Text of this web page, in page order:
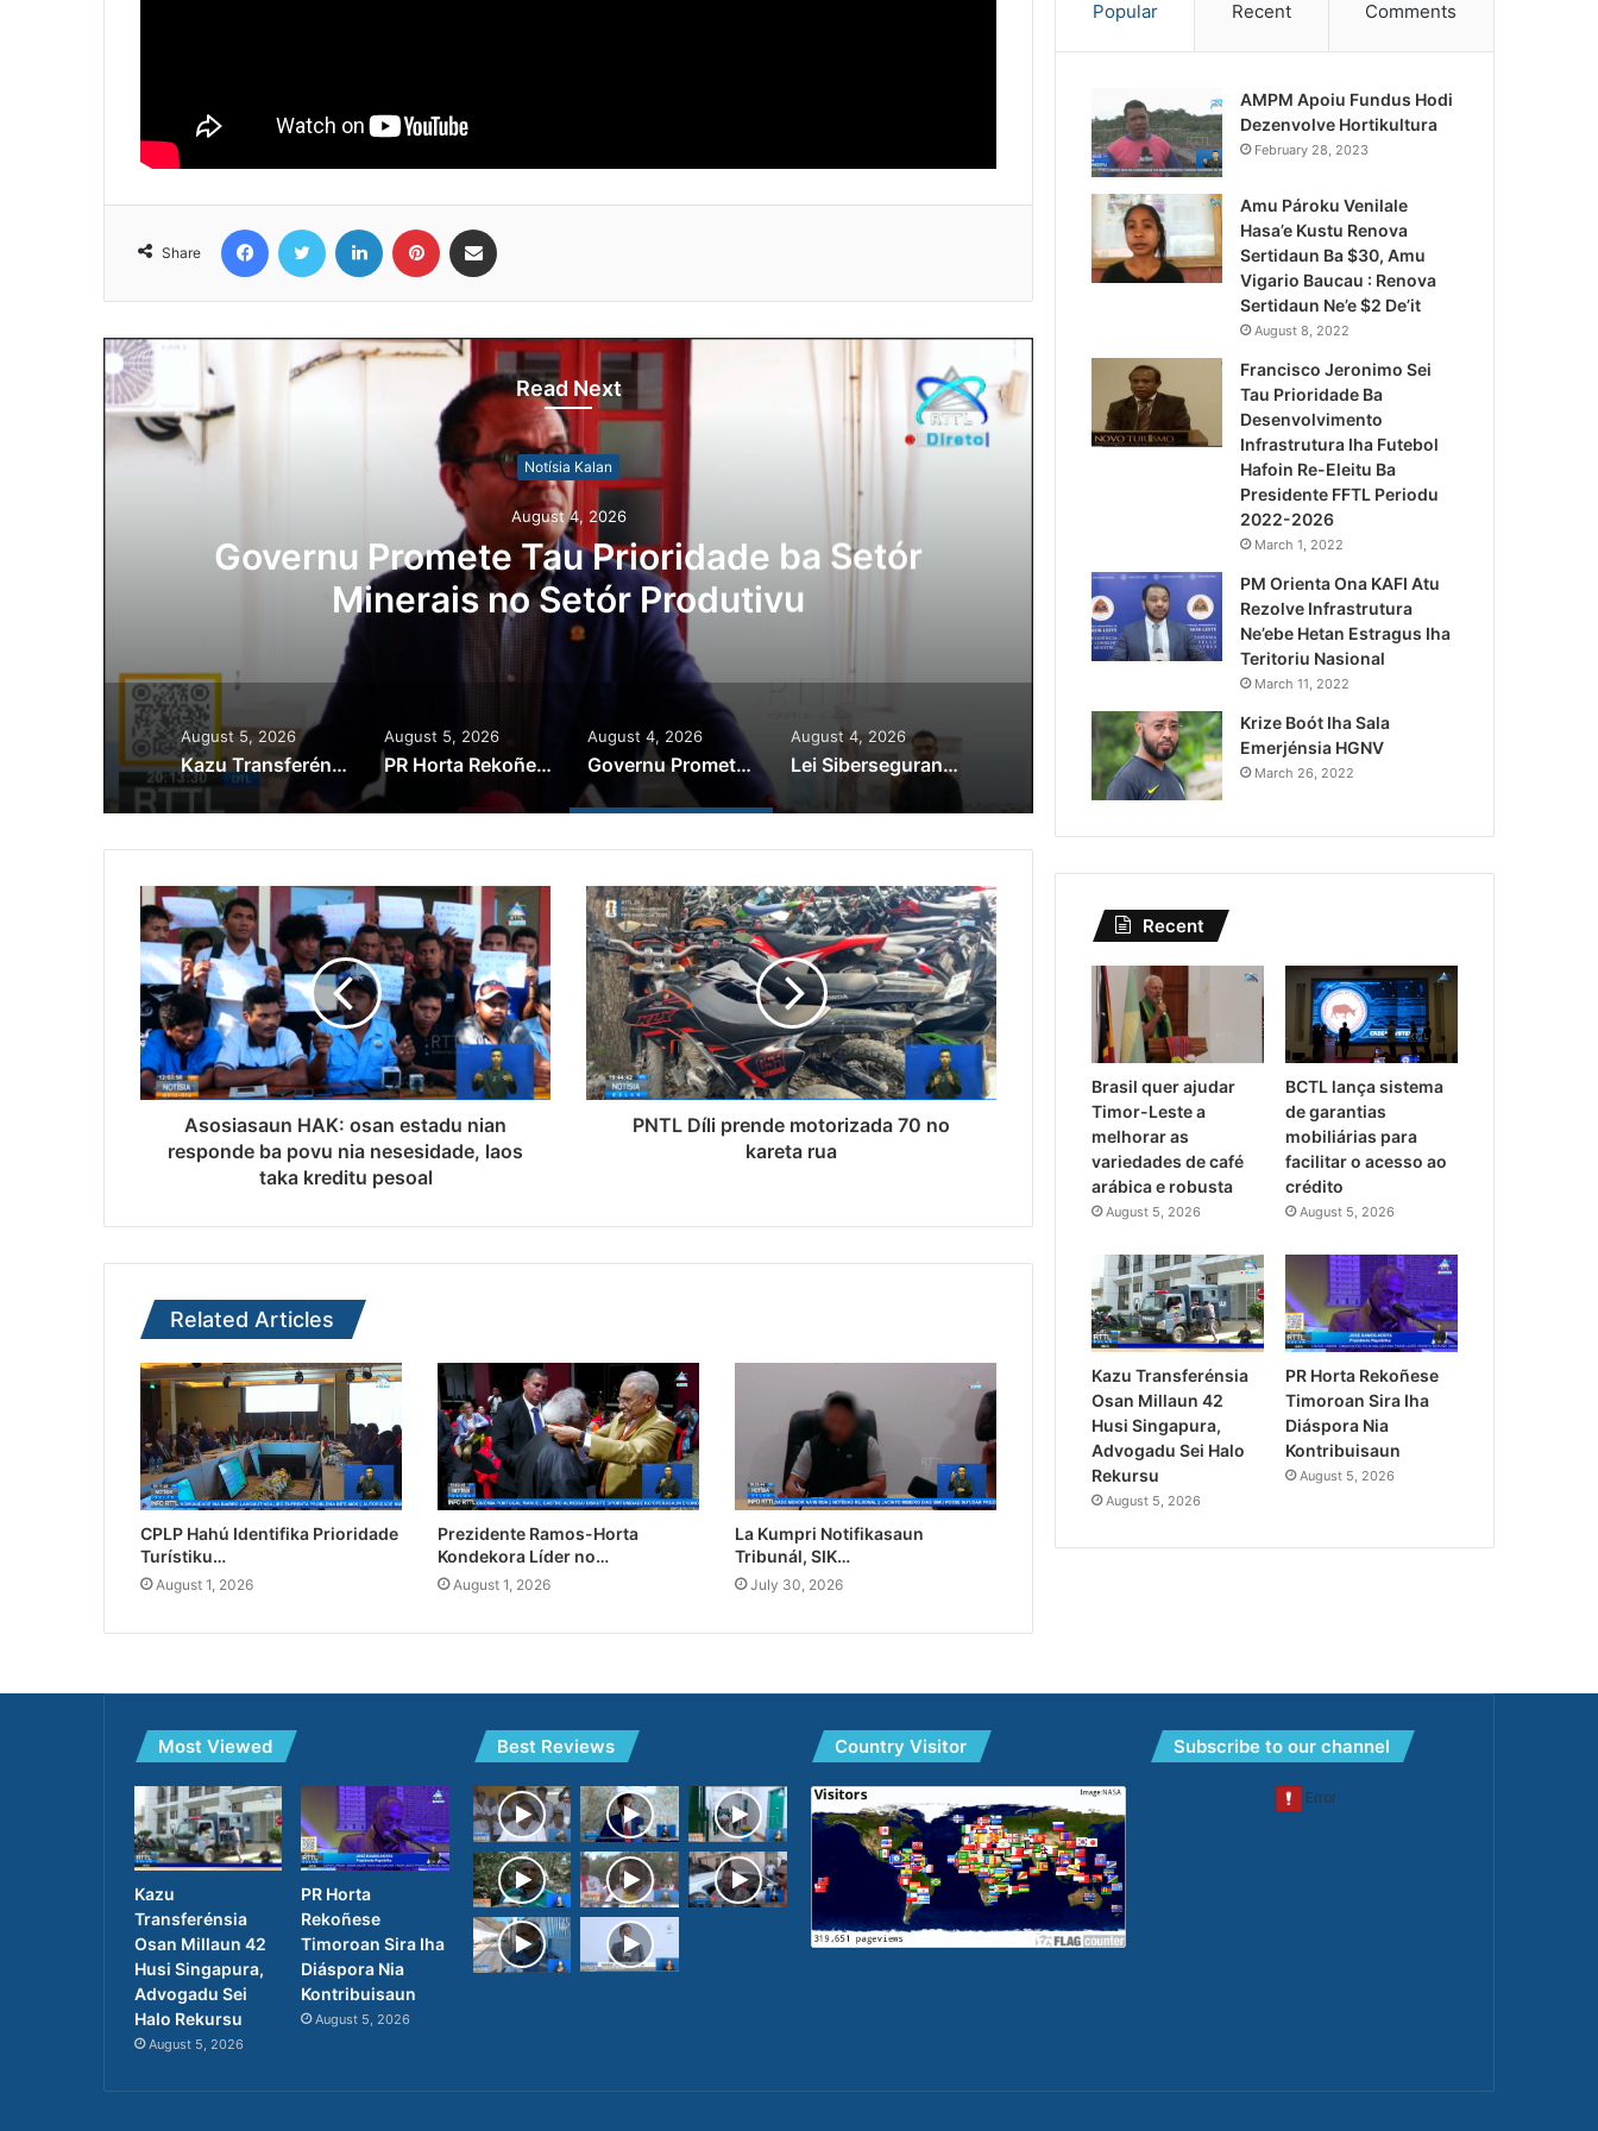
Share
Read Next
Notísia Kalan
August 4, 2026
Governu Promete Tau Prioridade ba Setór
Minerais no Setór Produtivu
Lei Siberseguransa Ajuda
Kaptura Autór Kriminozu
Estranjeiru
August 5, 2026
Kazu Transferénsia Osan Millaun 42 Husi Singapura, Advogadu Sei Halo Rekursu
August 5, 2026
PR Horta Rekoñese Timoroan Sira Iha Diáspora Nia Kontribuisaun
August 4, 2026
Governu Promete Tau Prioridade ba Setór Minerais no Setór Produtivu
August 4, 2026
Lei Siberseguransa Ajuda Autoridade Polisiál Kaptura Autór Kriminozu ho Paradeiru Iha Estranjeiru
Asosiasaun HAK: osan estadu nian
responde ba povu nia nesesidade, laos
taka kreditu pesoal
PNTL Díli prende motorizada 70 no
kareta rua
Related Articles
CPLP Hahú Identifika Prioridade
Turístiku…
August 1, 2026
Prezidente Ramos-Horta
Kondekora Líder no…
August 1, 2026
La Kumpri Notifikasaun
Tribunál, SIK…
July 30, 2026
Popular Recent Comments
AMPM Apoiu Fundus Hodi
Dezenvolve Hortikultura
February 28, 2023
Amu Pároku Venilale
Hasa’e Kustu Renova
Sertidaun Ba $30, Amu
Vigario Baucau : Renova
Sertidaun Ne’e $2 De’it
August 8, 2022
Francisco Jeronimo Sei
Tau Prioridade Ba
Desenvolvimento
Infrastrutura Iha Futebol
Hafoin Re-Eleitu Ba
Presidente FFTL Periodu
2022-2026
March 1, 2022
PM Orienta Ona KAFI Atu
Rezolve Infrastrutura
Ne’ebe Hetan Estragus Iha
Teritoriu Nasional
March 11, 2022
Krize Boót Iha Sala
Emerjénsia HGNV
March 26, 2022
Recent
Brasil quer ajudar
Timor-Leste a
melhorar as
variedades de café
arábica e robusta
August 5, 2026
BCTL lança sistema
de garantias
mobiliárias para
facilitar o acesso ao
crédito
August 5, 2026
Kazu Transferénsia
Osan Millaun 42
Husi Singapura,
Advogadu Sei Halo
Rekursu
August 5, 2026
PR Horta Rekoñese
Timoroan Sira Iha
Diáspora Nia
Kontribuisaun
August 5, 2026
Most Viewed
Kazu
Transferénsia
Osan Millaun 42
Husi Singapura,
Advogadu Sei
Halo Rekursu
August 5, 2026
PR Horta
Rekoñese
Timoroan Sira Iha
Diáspora Nia
Kontribuisaun
August 5, 2026
Best Reviews Country Visitor Subscribe to our channel